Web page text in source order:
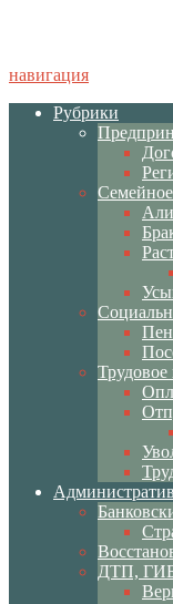
навигация
Рубрики
Трудовое
ДТП,